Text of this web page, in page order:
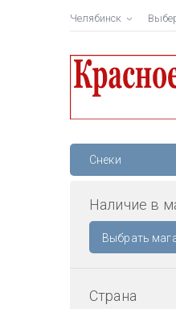
Челябинск
Снеки
Наличие в
Выбрать
Страна